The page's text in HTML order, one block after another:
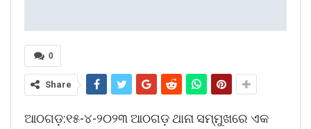
0
Share
ଆଠଗଡ଼:୧୫-୪-୨୦୨୩ ଆଠଗଡ଼ ଥାନା ସମ୍ମୁଖରେ ଏକ